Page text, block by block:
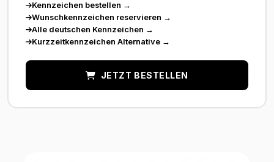
Kennzeichen bestellen →
Wunschkennzeichen reservieren →
Alle deutschen Kennzeichen →
Kurzzeitkennzeichen Alternative →
JETZT BESTELLEN